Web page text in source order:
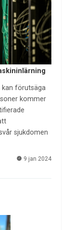
kan förutsäga
kommer
sjukdomen
9 jan 2024